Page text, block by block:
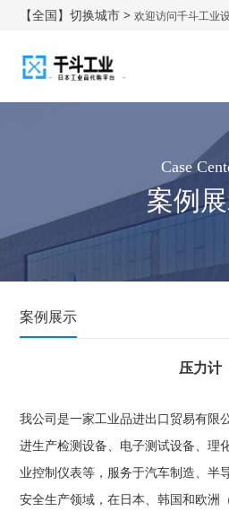
【全国】切换城市 >欢迎访问千斗工业
Case
案例
案例展示
压力计
我公司是一家工业品进出口贸易有限
进生产检测设备、电子测试设备、理
业控制仪表等，服务于汽车制造、半
安全生产领域，在日本、韩国和欧洲